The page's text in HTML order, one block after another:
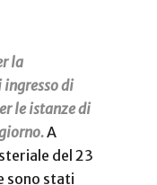
la
ingresso di
le istanze di
A
del 23
sono stati